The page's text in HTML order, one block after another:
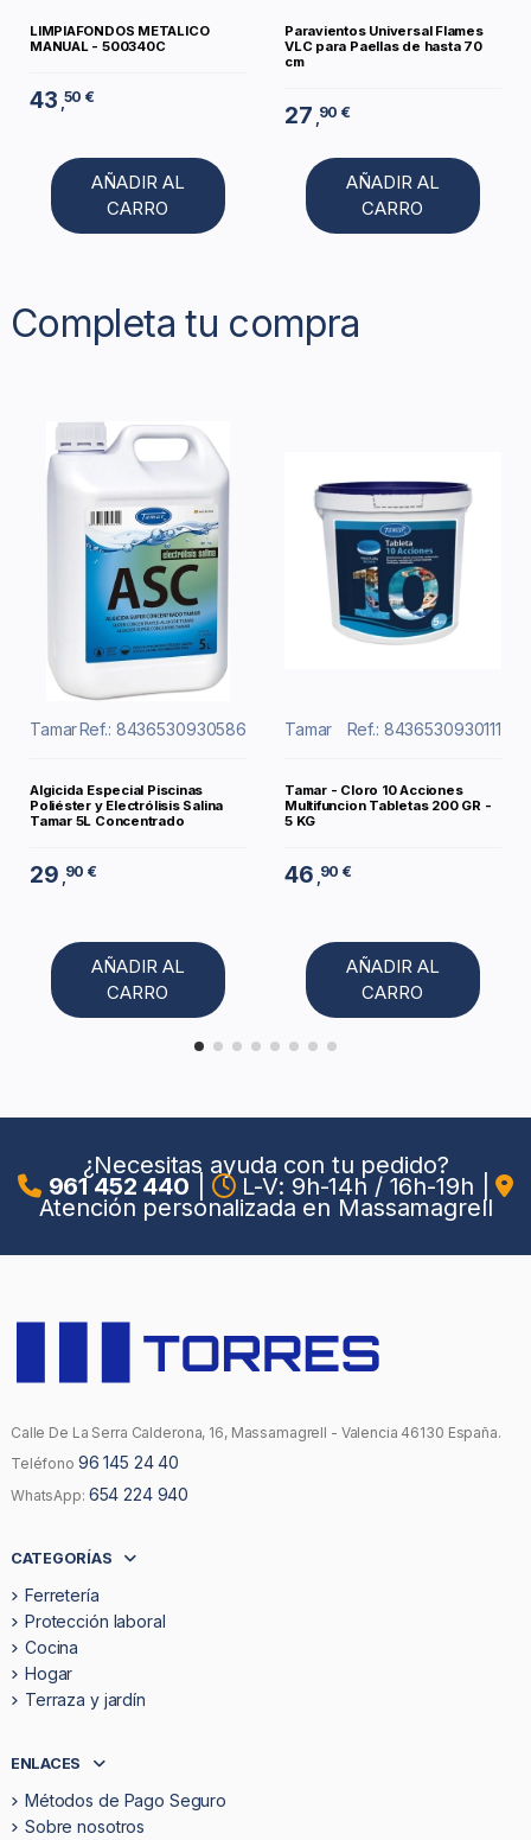
LIMPIAFONDOS METALICO
MANUAL - 500340C
43 ,50 €
AÑADIR AL
CARRO
Paravientos Universal Flames
VLC para Paellas de hasta 70
cm
27 ,90 €
AÑADIR AL
CARRO
Completa tu compra
TamarRef.: 8436530930586
Algicida Especial Piscinas
Poliéster y Electrólisis Salina
Tamar 5L Concentrado
29 ,90 €
AÑADIR AL
CARRO
Tamar Ref.: 8436530930111
Tamar - Cloro 10 Acciones
Multifuncion Tabletas 200 GR -
5 KG
46 ,90 €
AÑADIR AL
CARRO
¿Necesitas ayuda con tu pedido?
961 452 440 L-V: 9h-14h / 16h-19h
Atención personalizada en Massamagrell
Calle De La Serra Calderona, 16, Massamagrell - Valencia 46130 España.
Teléfono 96 145 24 40
WhatsApp: 654 224 940
CATEGORÍAS
Ferretería
Protección laboral
Cocina
Hogar
Terraza y jardín
ENLACES
Métodos de Pago Seguro
Sobre nosotros